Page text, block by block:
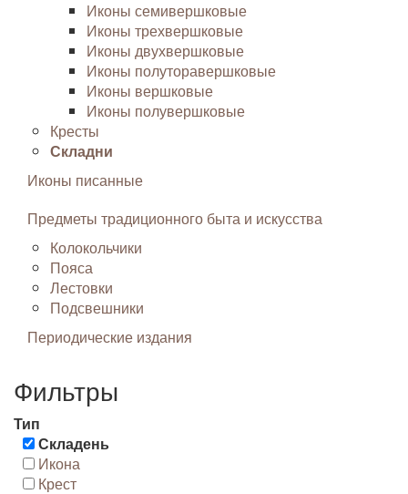
Иконы семивершковые
Иконы трехвершковые
Иконы двухвершковые
Иконы полуторавершковые
Иконы вершковые
Иконы полувершковые
Кресты
Складни
Иконы писанные
Предметы традиционного быта и искусства
Колокольчики
Пояса
Лестовки
Подсвешники
Периодические издания
Фильтры
Тип
Складень
Икона
Крест